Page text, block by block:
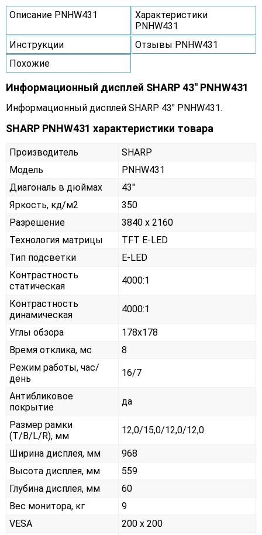
Описание PNHW431
Характеристики
PNHW431
Инструкции
Отзывы PNHW431
Похожие
Информационный дисплей SHARP 43" PNHW431
Информационный дисплей SHARP 43" PNHW431.
SHARP PNHW431 характеристики товара
Производитель
SHARP
Модель
PNHW431
Диагональ в дюймах
43"
Яркость, кд/м2
350
Разрешение
3840 x 2160
Технология матрицы
TFT E-LED
Тип подсветки
E-LED
Контрастность
статическая
4000:1
Контрастность
динамическая
4000:1
Углы обзора
178x178
Время отклика, мс
8
Режим работы, час/
день
16/7
Антибликовое
покрытие
да
Размер рамки
(T/B/L/R), мм
12,0/15,0/12,0/12,0
Ширина дисплея, мм
968
Высота дисплея, мм
559
Глубина дисплея, мм
60
Вес монитора, кг
9
VESA
200 x 200